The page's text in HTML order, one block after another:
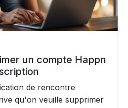
un compte Happn
de rencontre
qu'on veuille supprimer